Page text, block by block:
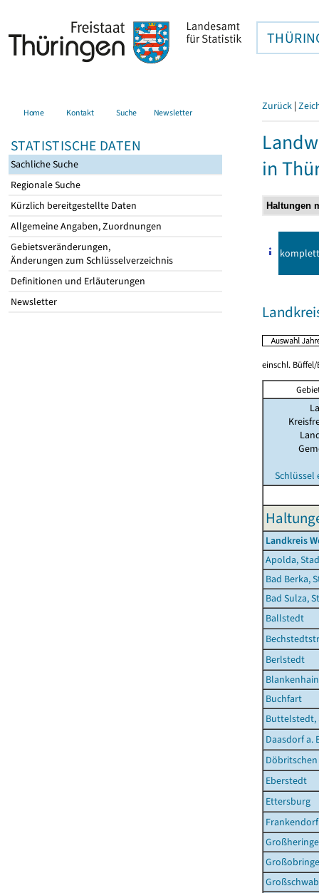
Home Kontakt Suche Newsletter
STATISTISCHE DATEN
Sachliche Suche
Regionale Suche
Kürzlich bereitgestellte Daten
Allgemeine Angaben, Zuordnungen
Gebietsveränderungen,
Änderungen zum Schlüsselverzeichnis
Definitionen und Erläuterungen
Newsletter
Zurück |
in
komplett
einschl. Büffel/
Schlüssel
Landkreis
Apolda,
Bad Berka,
Bad Sulza,
Ballstedt
Berlstedt
Buchfart
Buttelstedt,
Daasdorf a.
Döbritschen
Eberstedt
Ettersburg
Frankendorf